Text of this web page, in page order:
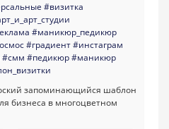
#визитка
#маникюр_педикюр
#градиент#инстаграм
#смм #педикюр#маникюр